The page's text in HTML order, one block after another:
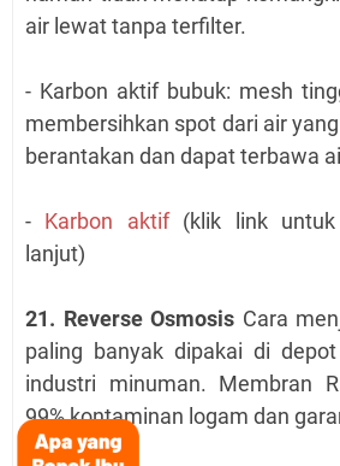
air lewat tanpa terfilter.
- Karbon aktif bubuk: mesh
membersihkan spot dari air
berantakan dan dapat terbawa
- Karbon aktif (klik link
lanjut)
21. Reverse Osmosis Cara
paling banyak dipakai di
industri minuman. Membran
99% kontaminan logam dan